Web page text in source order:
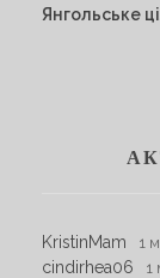
Янгольське
KristinMam 1
cindirhea06 1